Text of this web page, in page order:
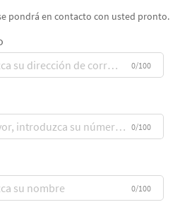
pondrá en contacto con usted pronto.
0/100
0/100
0/100